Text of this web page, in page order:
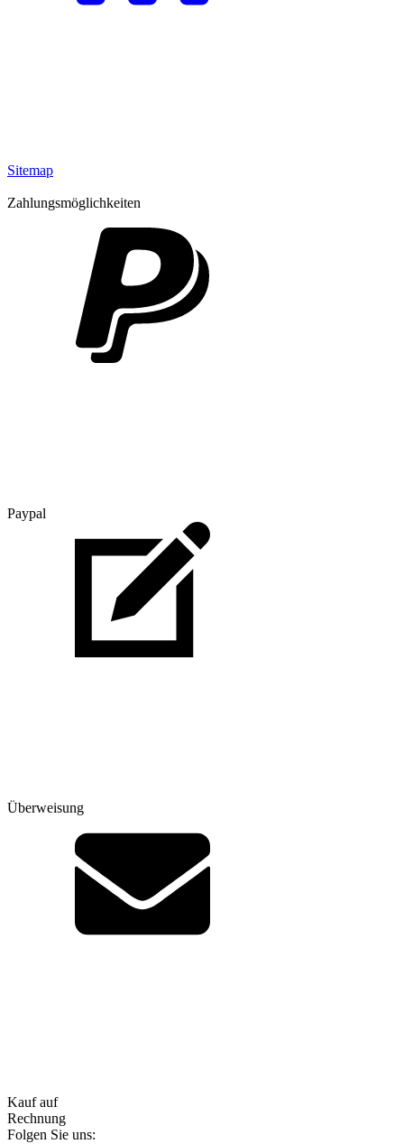
Sitemap
Zahlungsmöglichkeiten
Paypal
Überweisung
Kauf auf
Rechnung
Folgen Sie uns: